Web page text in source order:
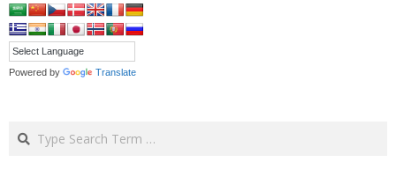
Powered by Translate
Search